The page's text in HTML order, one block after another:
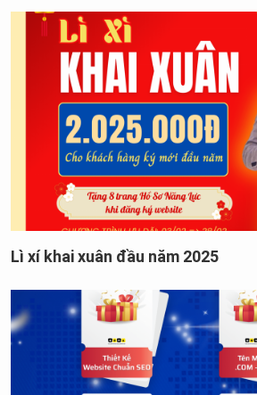
Lì xí khai xuân đầu năm 2025